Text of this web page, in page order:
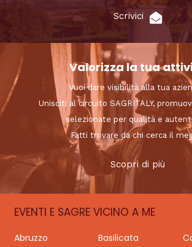
Scrivici
Valorizza la tua
Vuoi dare visibilità alla tua
Unisciti al circuito SAGRITALY,
selezionate per qualità e
Fatti trovare da chi cerca il
Scopri di più
EVENTI E SAGRE VICINO A ME
Abruzzo Basilicata